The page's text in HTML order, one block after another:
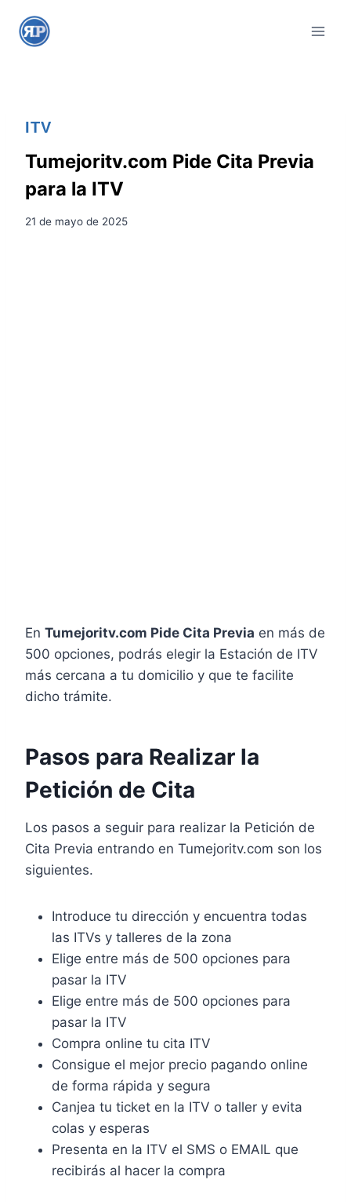
ITV
Tumejoritv.com Pide Cita Previa
para la ITV
21 de mayo de 2025
En Tumejoritv.com Pide Cita Previa en más de
500 opciones, podrás elegir la Estación de ITV
más cercana a tu domicilio y que te facilite
dicho trámite.
Pasos para Realizar la
Petición de Cita
Los pasos a seguir para realizar la Petición de
Cita Previa entrando en Tumejoritv.com son los
siguientes.
Introduce tu dirección y encuentra todas
las ITVs y talleres de la zona
Elige entre más de 500 opciones para
pasar la ITV
Elige entre más de 500 opciones para
pasar la ITV
Compra online tu cita ITV
Consigue el mejor precio pagando online
de forma rápida y segura
Canjea tu ticket en la ITV o taller y evita
colas y esperas
Presenta en la ITV el SMS o EMAIL que
recibirás al hacer la compra